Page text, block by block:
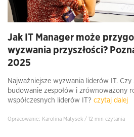
Jak IT Manager może
wyzwania przyszłości?
2025
Najważniejsze wyzwania liderów IT.
budowanie zespołów i zrównoważony
współczesnych liderów IT? czytaj dalej
Opracowanie: Karolina Matysek / 12 min czytania